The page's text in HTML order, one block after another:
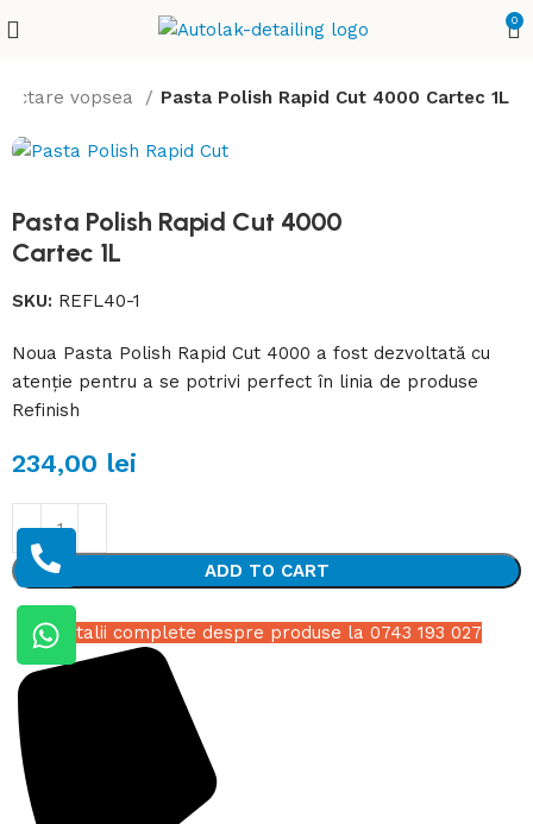
0
vopsea Pasta Polish Rapid Cut 4000 Cartec 1L
Pasta Polish Rapid Cut 4000
Cartec 1L
SKU: REFL40-1
Noua Pasta Polish Rapid Cut 4000 a fost dezvoltată cu
atenție pentru a se potrivi perfect în linia de produse
Refinish
234,00 lei
ADD TO CART
Detalii complete despre produse la 0743 193 027